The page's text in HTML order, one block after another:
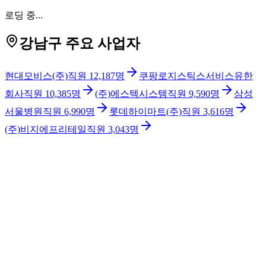
로딩 중...
강남구 주요 사업자
현대모비스(주)직원 12,187명
쿠팡로지스틱스서비스유한
회사직원 10,385명 (주)에스텍시스템직원 9,590명
삼성
서울병원 직원 6,990명 롯데하이마트(주)직원 3,616명
(주)비지에프리테일직원 3,043명